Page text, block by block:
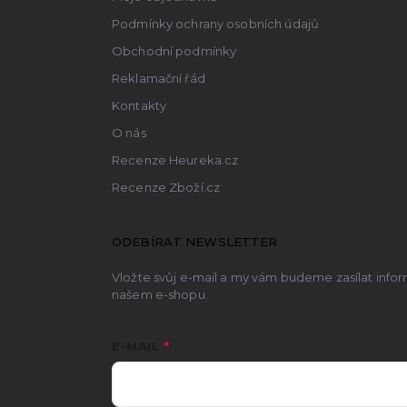
Podmínky ochrany osobních údajů
Obchodní podmínky
Reklamační řád
Kontakty
O nás
Recenze Heureka.cz
Recenze Zboží.cz
ODEBÍRAT NEWSLETTER
Vložte svůj e-mail a my vám budeme zasílat
našem e-shopu.